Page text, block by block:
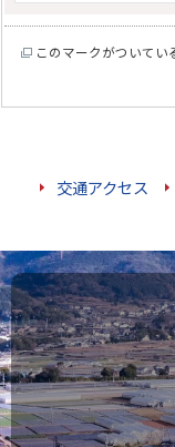
このマークがついてい
交通アクセス